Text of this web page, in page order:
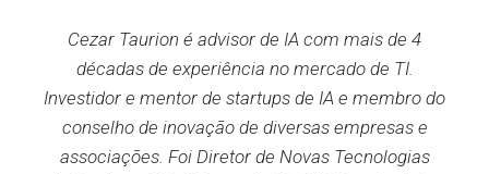
Cezar Taurion é advisor de IA com mais de 4
décadas de experiência no mercado de TI.
Investidor e mentor de startups de IA e membro do
conselho de inovação de diversas empresas e
associações. Foi Diretor de Novas Tecnologias